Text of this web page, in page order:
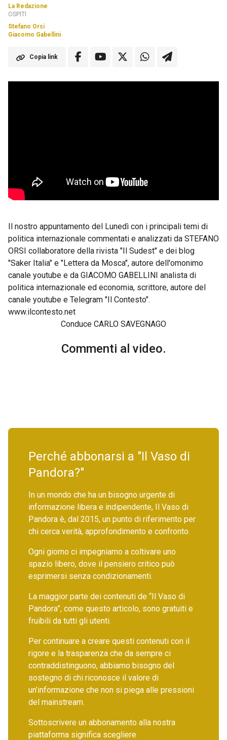
La Redazione
OSPITI
Stefano Orsi
Giacomo Gabellini
Copia link
Il nostro appuntamento del Lunedì con i principali temi di
politica internazionale commentati e analizzati da STEFANO
ORSI collaboratore della rivista "Il Sudest" e dei blog
"Saker Italia" e "Lettera da Mosca", autore dell'omonimo
canale youtube e da GIACOMO GABELLINI analista di
politica internazionale ed economia, scrittore, autore del
canale youtube e Telegram "Il Contesto".
www.ilcontesto.net
Conduce CARLO SAVEGNAGO
Commenti al video.
Perché abbonarsi a "Il Vaso di
Pandora?"
In un mondo che ha un bisogno urgente di
informazione libera e indipendente, Il Vaso di
Pandora è, dal 2015, un punto di riferimento per
chi cerca verità, approfondimento e confronto.
Ogni giorno ci impegniamo a coltivare uno
spazio libero, dove il pensiero critico può
esprimersi senza condizionamenti.
La maggior parte dei contenuti de “Il Vaso di
Pandora”, come questo articolo, sono gratuiti e
fruibili da tutti gli utenti.
Per continuare a creare questi contenuti con il
rigore e la trasparenza che da sempre ci
contraddistinguono, abbiamo bisogno del
sostegno di chi riconosce il valore di
un’informazione che non si piega alle pressioni
del mainstream.
Sottoscrivere un abbonamento alla nostra
piattaforma significa scegliere